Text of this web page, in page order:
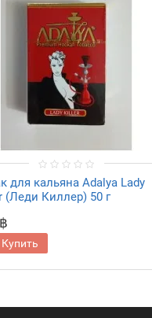
для кальяна Adalya Lady
(Леди Киллер) 50 г
Купить